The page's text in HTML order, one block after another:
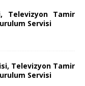
Televizyon Tamir
Servisi
Televizyon Tamir
Servisi